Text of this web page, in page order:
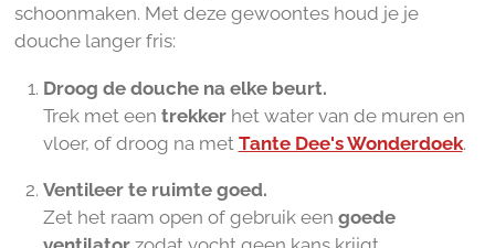
schoonmaken. Met deze gewoontes houd je je
douche langer fris:
Droog de douche na elke beurt.
Trek met een trekkerhet water van de muren en
vloer, of droog na met Tante Dee's Wonderdoek.
Ventileer te ruimte goed.
Zet het raam open of gebruik een goede